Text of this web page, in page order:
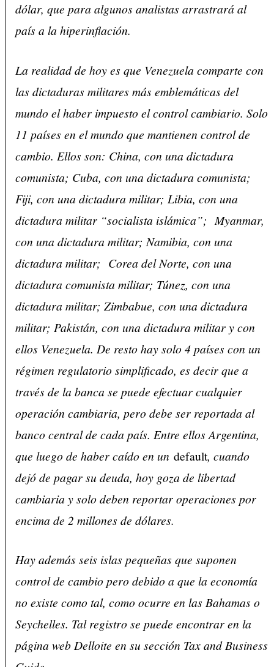
dólar, que para algunos analistas arrastrará al
país a la hiperinflación.
La realidad de hoy es que Venezuela comparte con
las dictaduras militares más emblemáticas del
mundo el haber impuesto el control cambiario. Solo
11 países en el mundo que mantienen control de
cambio. Ellos son: China, con una dictadura
comunista; Cuba, con una dictadura comunista;
Fiji, con una dictadura militar; Libia, con una
dictadura militar “socialista islámica”; Myanmar,
con una dictadura militar; Namibia, con una
dictadura militar; Corea del Norte, con una
dictadura comunista militar; Túnez, con una
dictadura militar; Zimbabue, con una dictadura
militar; Pakistán, con una dictadura militar y con
ellos Venezuela. De resto hay solo 4 países con un
régimen regulatorio simplificado, es decir que a
través de la banca se puede efectuar cualquier
operación cambiaria, pero debe ser reportada al
banco central de cada país. Entre ellos Argentina,
que luego de haber caído en un default, cuando
dejó de pagar su deuda, hoy goza de libertad
cambiaria y solo deben reportar operaciones por
encima de 2 millones de dólares.
Hay además seis islas pequeñas que suponen
control de cambio pero debido a que la economía
no existe como tal, como ocurre en las Bahamas o
Seychelles. Tal registro se puede encontrar en la
página web Delloite en su sección Tax and Business